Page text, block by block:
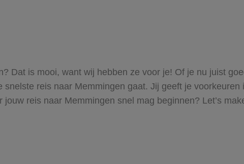
Dat is mooi, want wij hebben ze voor je! Of je nu juist
reis naar Memmingen gaat. Jij geeft je voorkeuren
reis naar Memmingen snel mag beginnen? Let’s